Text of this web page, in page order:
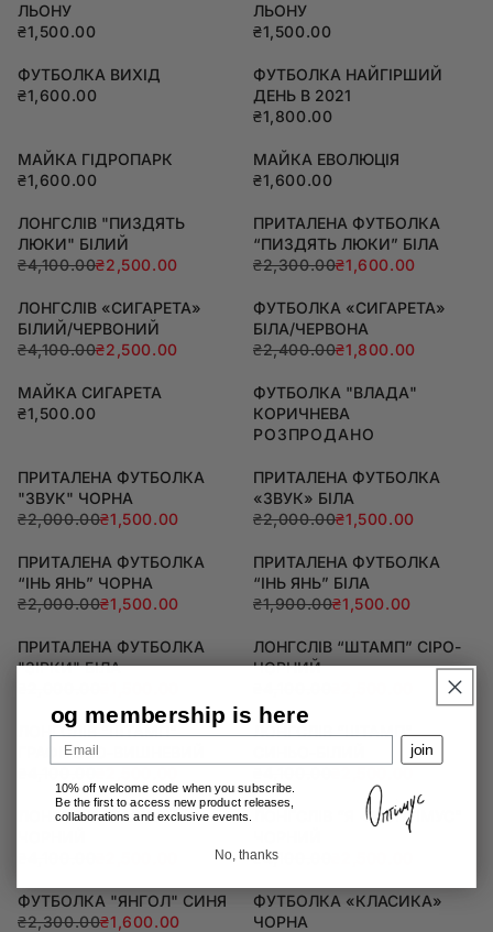
ЛЬОНУ
₴1,500.00
ЛЬОНУ
₴1,500.00
ФУТБОЛКА ВИХІД
₴1,600.00
ФУТБОЛКА НАЙГІРШИЙ
ДЕНЬ В 2021
₴1,800.00
МАЙКА ГІДРОПАРК
₴1,600.00
МАЙКА ЕВОЛЮЦІЯ
₴1,600.00
ЛОНГСЛІВ "ПИЗДЯТЬ
ЛЮКИ" БІЛИЙ
₴4,100.00₴2,500.00
ПРИТАЛЕНА ФУТБОЛКА
“ПИЗДЯТЬ ЛЮКИ” БІЛА
₴2,300.00₴1,600.00
ЛОНГСЛІВ «СИГАРЕТА»
БІЛИЙ/ЧЕРВОНИЙ
₴4,100.00₴2,500.00
ФУТБОЛКА «СИГАРЕТА»
БІЛА/ЧЕРВОНА
₴2,400.00₴1,800.00
МАЙКА CИГАРЕТА
₴1,500.00
ФУТБОЛКА "ВЛАДА"
КОРИЧНЕВА
РОЗПРОДАНО
ПРИТАЛЕНА ФУТБОЛКА
"ЗВУК" ЧОРНА
₴2,000.00₴1,500.00
ПРИТАЛЕНА ФУТБОЛКА
«ЗВУК» БІЛА
₴2,000.00₴1,500.00
ПРИТАЛЕНА ФУТБОЛКА
“ІНЬ ЯНЬ” ЧОРНА
₴2,000.00₴1,500.00
ПРИТАЛЕНА ФУТБОЛКА
“ІНЬ ЯНЬ” БІЛА
₴1,900.00₴1,500.00
ПРИТАЛЕНА ФУТБОЛКА
"ЗІРКИ" БІЛА
ЛОНГСЛІВ “ШТАМП” СІРО-
ЧОРНИЙ
ЛОНГСЛІВ “ШТАМП”
ГРАФІТОВО-ВИШНЕВИЙ
ЛОНГСЛІВ “ШТАМП”
ЛОНГСЛІВ “ПАРКУР”
ЛОНГСЛІВ “Я <З ОПТІМУС”
₴4,100.00
ФУТБОЛКА "ЯНГОЛ" СИНЯ
₴2,300.00₴1,600.00
ФУТБОЛКА «КЛАСИКА»
ЧОРНА
og membership is here
join
10% offwelcome code when you subscribe.
Be the first to access new product releases,
collaborations and exclusive events.
No, thanks